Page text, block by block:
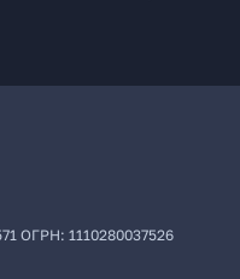
ОГРН: 1110280037526